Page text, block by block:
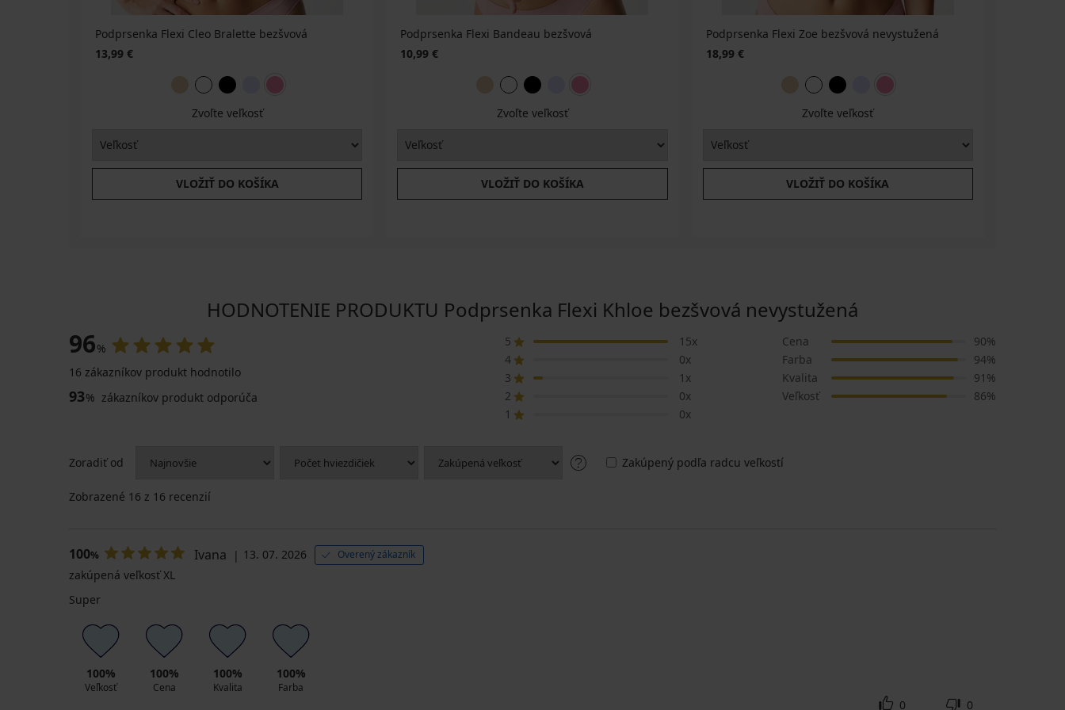
Športová
podprsenka
ONLY
Podprsenka Flexi Cleo Bralette bezšvová
13,99 €
Zvoľte veľkosť
VLOŽIŤ DO KOŠÍKA
Podprsenka Flexi Bandeau bezšvová
10,99 €
Zvoľte veľkosť
VLOŽIŤ DO KOŠÍKA
Podprsenka Flexi Zoe bezšvová nevystužená
18,99 €
Zvoľte veľkosť
VLOŽIŤ DO KOŠÍKA
HODNOTENIE PRODUKTU Podprsenka Flexi Khloe bezšvová nevystužená
96%
16 zákazníkov produkt hodnotilo
93% zákazníkov produkt odporúča
5
15x
4
0x
3
1x
2
0x
1
0x
Cena
90%
Farba
94%
Kvalita
91%
Veľkosť
86%
Zoradiť od Zakúpený podľa radcu veľkostí
Zobrazené 16 z 16 recenzií
100% Ivana 13. 07. 2026 Overený zákazník
zakúpená veľkosť XL
Super
100%
Veľkosť
100%
Cena
100%
Kvalita
100%
Farba
0 0